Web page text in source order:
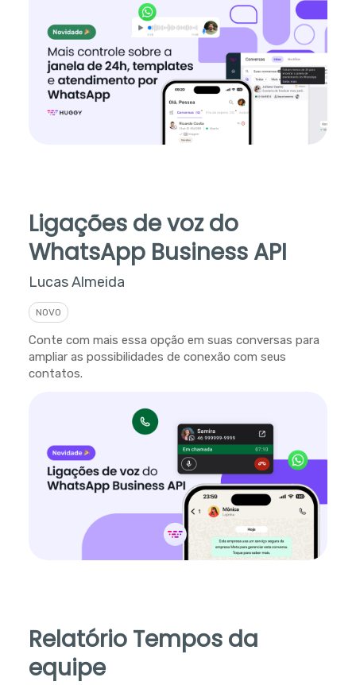
Ligações de voz do
WhatsApp Business API
Lucas Almeida
NOVO
Conte com mais essa opção em suas conversas para
ampliar as possibilidades de conexão com seus
contatos.
Relatório Tempos da
equipe